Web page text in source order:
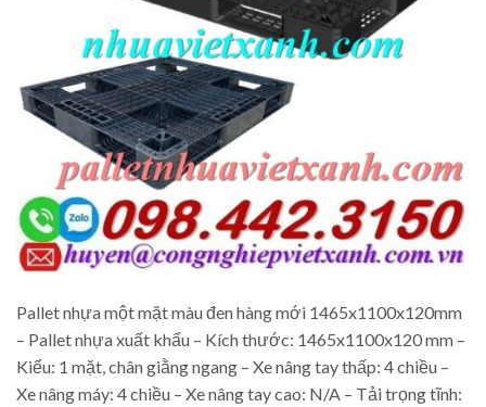
Pallet nhựa một mặt màu đen hàng mới 1465x1100x120mm
– Pallet nhựa xuất khẩu – Kích thước: 1465x1100x120 mm –
Kiểu: 1 mặt, chân giằng ngang – Xe nâng tay thấp: 4 chiều –
Xe nâng máy: 4 chiều – Xe nâng tay cao: N/A – Tải trọng tĩnh: